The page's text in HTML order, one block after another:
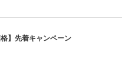
格】先着キャンペーン